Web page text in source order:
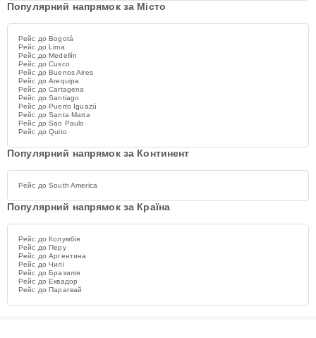
Популярний напрямок за Місто
Рейс до Bogotá
Рейс до Lima
Рейс до Medellín
Рейс до Cusco
Рейс до Buenos Aires
Рейс до Arequipa
Рейс до Cartagena
Рейс до Santiago
Рейс до Puerto Iguazú
Рейс до Santa Marta
Рейс до Sao Paulo
Рейс до Quito
Популярний напрямок за Континент
Рейс до South America
Популярний напрямок за Країна
Рейс до Колумбія
Рейс до Перу
Рейс до Аргентина
Рейс до Чилі
Рейс до Бразилія
Рейс до Еквадор
Рейс до Парагвай